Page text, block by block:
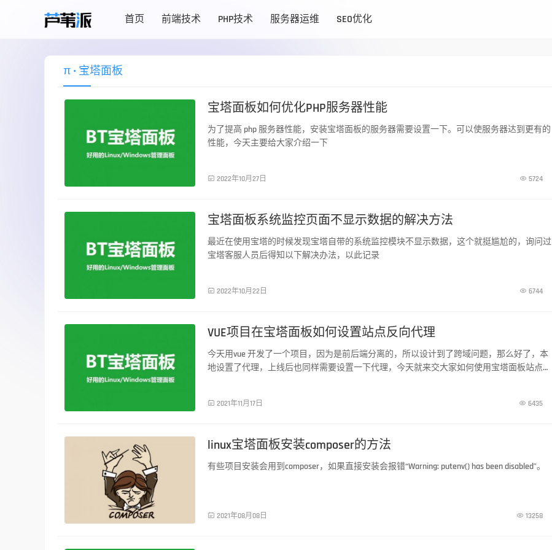
首页 前端技术 PHP技术 服务器运维 SEO优化
π • 宝塔面板
宝塔面板如何优化PHP服务器性能
为了提高 php 服务器性能，安装宝塔面板的服务器需要设置一下。可以使服务器达到更有的
性能，今天主要给大家介绍一下
 2022年10月27日  5724
宝塔面板系统监控页面不显示数据的解决方法
最近在使用宝塔的时候发现宝塔自带的系统监控模块不显示数据，这个就挺尴尬的，询问过
宝塔客服人员后得知以下解决办法，以此记录
 2022年10月22日  6744
VUE项目在宝塔面板如何设置站点反向代理
今天用vue 开发了一个项目，因为是前后端分离的，所以设计到了跨域问题，那么好了，本
地设置了代理，上线后也同样需要设置一下代理，今天就来交大家如何使用宝塔面板站点设
 2021年11月17日  6435
linux宝塔面板安装composer的方法
有些项目安装会用到composer，如果直接安装会报错“Warning: putenv() has been disabled”。
 2021年08月08日  13258